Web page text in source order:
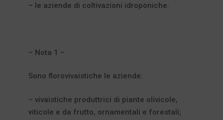
– le aziende di coltivazioni idroponiche.
– Nota 1 –
Sono florovivaistiche le aziende:
– vivaistiche produttrici di piante olivicole,
viticole e da frutto, ornamentali e forestali;